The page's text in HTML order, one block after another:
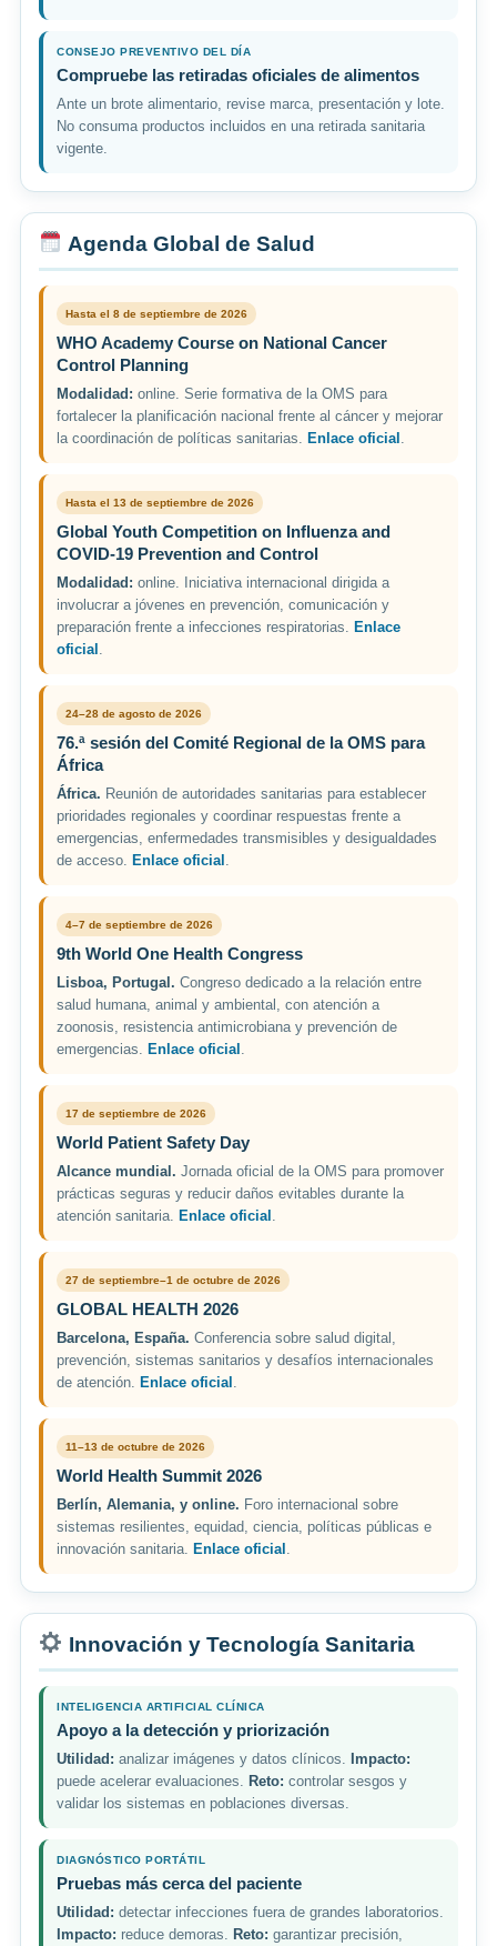
CONSEJO PREVENTIVO DEL DÍA
Compruebe las retiradas oficiales de alimentos
Ante un brote alimentario, revise marca, presentación y lote.
No consuma productos incluidos en una retirada sanitaria
vigente.
Agenda Global de Salud
Hasta el 8 de septiembre de 2026
WHO Academy Course on National Cancer
Control Planning
Modalidad: online. Serie formativa de la OMS para
fortalecer la planificación nacional frente al cáncer y mejorar
la coordinación de políticas sanitarias. Enlace oficial
Hasta el 13 de septiembre de 2026
Global Youth Competition on Influenza and
COVID-19 Prevention and Control
Modalidad: online. Iniciativa internacional dirigida a
involucrar a jóvenes en prevención, comunicación y
preparación frente a infecciones respiratorias. Enlace
oficial
24–28 de agosto de 2026
76.ª sesión del Comité Regional de la OMS para
África
África. Reunión de autoridades sanitarias para establecer
prioridades regionales y coordinar respuestas frente a
emergencias, enfermedades transmisibles y desigualdades
de acceso. Enlace oficial
4–7 de septiembre de 2026
9th World One Health Congress
Lisboa, Portugal. Congreso dedicado a la relación entre
salud humana, animal y ambiental, con atención a
zoonosis, resistencia antimicrobiana y prevención de
emergencias. Enlace oficial
17 de septiembre de 2026
World Patient Safety Day
Alcance mundial. Jornada oficial de la OMS para promover
prácticas seguras y reducir daños evitables durante la
atención sanitaria. Enlace oficial
27 de septiembre–1 de octubre de 2026
GLOBAL HEALTH 2026
Barcelona, España. Conferencia sobre salud digital,
prevención, sistemas sanitarios y desafíos internacionales
de atención. Enlace oficial
11–13 de octubre de 2026
World Health Summit 2026
Berlín, Alemania, y online. Foro internacional sobre
sistemas resilientes, equidad, ciencia, políticas públicas e
innovación sanitaria. Enlace oficial
Innovación y Tecnología Sanitaria
INTELIGENCIA ARTIFICIAL CLÍNICA
Apoyo a la detección y priorización
Utilidad: analizar imágenes y datos clínicos. Impacto:
puede acelerar evaluaciones. Reto: controlar sesgos y
validar los sistemas en poblaciones diversas.
DIAGNÓSTICO PORTÁTIL
Pruebas más cerca del paciente
Utilidad: detectar infecciones fuera de grandes laboratorios.
Impacto: reduce demoras. Reto: garantizar precisión,